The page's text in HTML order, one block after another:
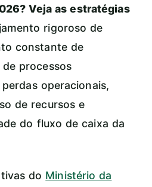
Veja as estratégias
rigoroso de
constante de
processos
operacionais,
de recursos e
do fluxo de caixa da
do Ministério da